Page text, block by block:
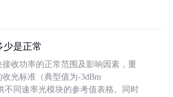
少是正常
收功率的正常范围及影响因素，重
光标准（典型值为-3dBm
不同速率光模块的参考值表格。同时